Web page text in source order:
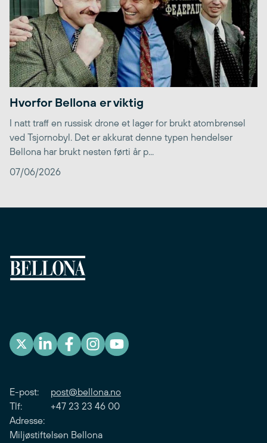
Hvorfor Bellona er viktig
I natt traff en russisk drone et lager for brukt atombrensel
ved Tsjornobyl. Det er akkurat denne typen hendelser
Bellona har brukt nesten førti år p...
07/06/2026
E-post: post@bellona.no
Tlf: +47 23 23 46 00
Adresse:
Miljøstiftelsen Bellona